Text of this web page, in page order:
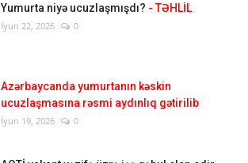
Yumurta niyə ucuzlaşmışdı? - TƏHLİL
İyun 22, 2026 0
Azərbaycanda yumurtanın kəskin
ucuzlaşmasına rəsmi aydınlıq gətirilib
İyun 19, 2026 0